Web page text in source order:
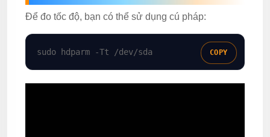
Để đo tốc độ, bạn có thể sử dụng cú pháp:
sudo hdparm -Tt /dev/sda COPY